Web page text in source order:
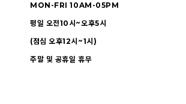
MON-FRI 10AM-05PM
평일 오전10시~오후5시
(점심 오후12시~1시)
주말 및 공휴일 휴무